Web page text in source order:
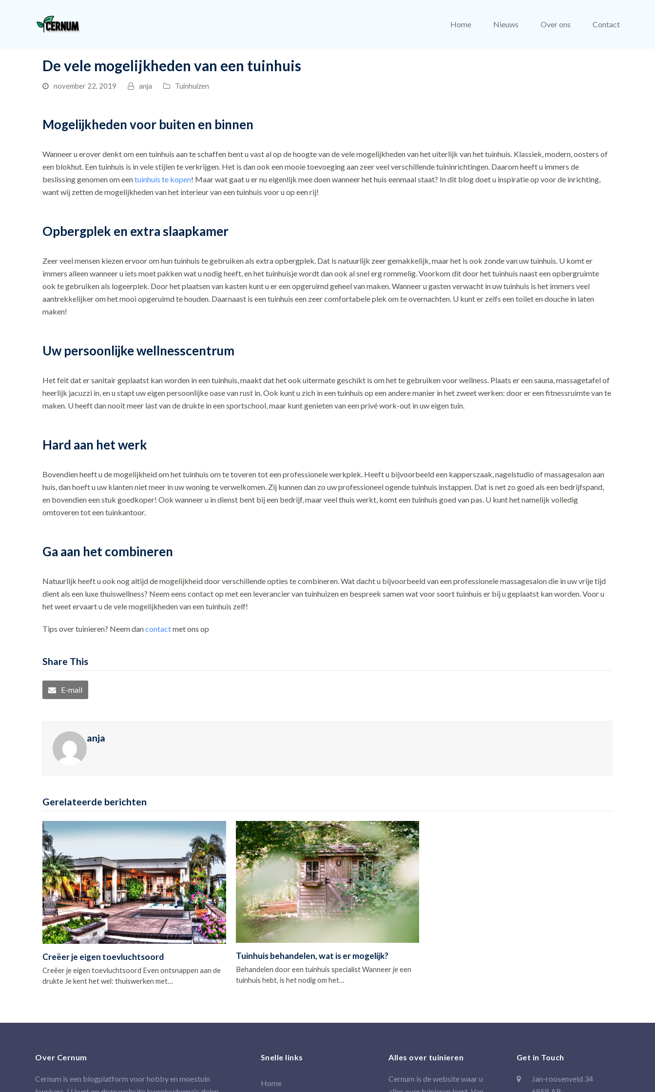
Home Nieuws Over ons Contact
De vele mogelijkheden van een tuinhuis
november 22, 2019 anja Tuinhuizen
Mogelijkheden voor buiten en binnen
Wanneer u erover denkt om een tuinhuis aan te schaffen bent u vast al op de hoogte van de vele mogelijkheden van het uiterlijk van het tuinhuis. Klassiek, modern, oosters of
een blokhut. Een tuinhuis is in vele stijlen te verkrijgen. Het is dan ook een mooie toevoeging aan zeer veel verschillende tuininrichtingen. Daarom heeft u immers de
beslissing genomen om eentuinhuis te kopen! Maar wat gaat u er nu eigenlijk mee doen wanneer het huis eenmaal staat? In dit blog doet u inspiratie op voor de inrichting,
want wij zetten de mogelijkheden van het interieur van een tuinhuis voor u op een rij!
Opbergplek en extra slaapkamer
Zeer veel mensen kiezen ervoor om hun tuinhuis te gebruiken als extra opbergplek. Dat is natuurlijk zeer gemakkelijk, maar het is ook zonde van uw tuinhuis. U komt er
immers alleen wanneer u iets moet pakken wat u nodig heeft, en het tuinhuisje wordt dan ook al snel erg rommelig. Voorkom dit door het tuinhuis naast een opbergruimte
ook te gebruiken als logeerplek. Door het plaatsen van kasten kunt u er een opgeruimd geheel van maken. Wanneer u gasten verwacht in uw tuinhuis is het immers veel
aantrekkelijker om het mooi opgeruimd te houden. Daarnaast is een tuinhuis een zeer comfortabele plek om te overnachten. U kunt er zelfs een toilet en douche in laten
maken!
Uw persoonlijke wellnesscentrum
Het feit dat er sanitair geplaatst kan worden in een tuinhuis, maakt dat het ook uitermate geschikt is om het te gebruiken voor wellness. Plaats er een sauna, massagetafel of
heerlijk jacuzzi in, en u stapt uw eigen persoonlijke oase van rust in. Ook kunt u zich in een tuinhuis op een andere manier in het zweet werken: door er een fitnessruimte van te
maken. U heeft dan nooit meer last van de drukte in een sportschool, maar kunt genieten van een privé work-out in uw eigen tuin.
Hard aan het werk
Bovendien heeft u de mogelijkheid om het tuinhuis om te toveren tot een professionele werkplek. Heeft u bijvoorbeeld een kapperszaak, nagelstudio of massagesalon aan
huis, dan hoeft u uw klanten niet meer in uw woning te verwelkomen. Zij kunnen dan zo uw professioneel ogende tuinhuis instappen. Dat is net zo goed als een bedrijfspand,
en bovendien een stuk goedkoper! Ook wanneer u in dienst bent bij een bedrijf, maar veel thuis werkt, komt een tuinhuis goed van pas. U kunt het namelijk volledig
omtoveren tot een tuinkantoor.
Ga aan het combineren
Natuurlijk heeft u ook nog altijd de mogelijkheid door verschillende opties te combineren. Wat dacht u bijvoorbeeld van een professionele massagesalon die in uw vrije tijd
dient als een luxe thuiswellness? Neem eens contact op met een leverancier van tuinhuizen en bespreek samen wat voor soort tuinhuis er bij u geplaatst kan worden. Voor u
het weet ervaart u de vele mogelijkheden van een tuinhuis zelf!
Tips over tuinieren? Neem dancontactmet ons op
Share This
E-mail
anja
Gerelateerde berichten
Creëer je eigen toevluchtsoord
Creëer je eigen toevluchtsoord Even ontsnappen aan de
drukte Je kent het wel: thuiswerken met…
Tuinhuis behandelen, wat is er mogelijk?
Behandelen door een tuinhuis specialist Wanneer je een
tuinhuis hebt, is het nodig om het…
Over Cernum
Cernum is een blogplatform voor hobby en moestuin
Snelle links
Home
Alles over tuinieren
Cernum is de website waar u
Get in Touch
Jan-roosenveld 34